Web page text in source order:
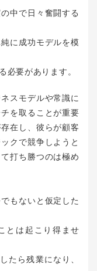
中で日々奮闘する
に成功モデルを模
必要があります。
スモデルや常識に
を取ることが重要
在し、彼らが顧客
クで競争しようと
打ち勝つのは極め
もないと仮定した
とは起こり得ませ
たら残業になり、